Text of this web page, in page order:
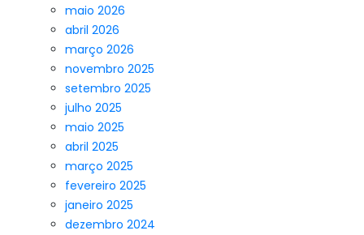
maio 2026
abril 2026
março 2026
novembro 2025
setembro 2025
julho 2025
maio 2025
abril 2025
março 2025
fevereiro 2025
janeiro 2025
dezembro 2024